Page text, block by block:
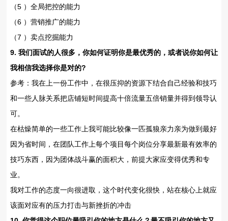
（5 ）全局把控的能力
（6 ）营销推广的能力
（7 ）卖点挖掘能力
9. 我们面试的人很多，你如何证明你是最优秀的，或者说你如何让
我相信我选择你是对的?
参考：我在上一份工作中，在很压抑的资源下结合自己经验和技巧
和一些人脉关系把店铺短时间提高十倍流量五倍销量并得到领导认
可。
在枯燥简单的一些工作上我可能比较像一匹孤狼亲力亲为做到最好
因为省时间，在团队工作上每个项目每个岗位分享最新最有效率的
技巧东西，因为团体战斗赢的面积大，前提大家应变得优秀和专
业。
我对工作的态度一向很进取，这个时代变化很快，站在核心上就应
该面对应有的压力打击与新挫折的冲击